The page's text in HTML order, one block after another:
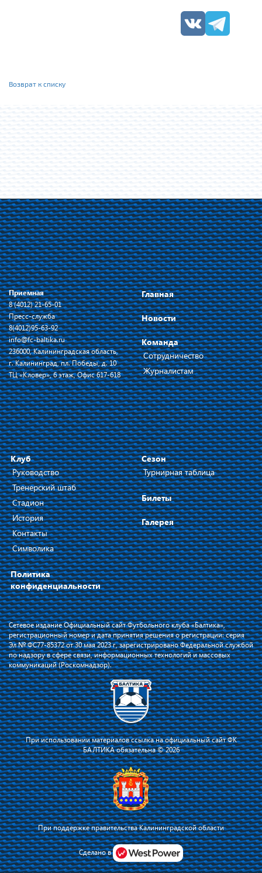
Возврат к списку
Я соглашаюсь с тем, что владелец сайта использует файлы cookie для
повышения удобства работы на сайте и сервис Яндекс.Метрика. Оставаясь
на сайте, я соглашаюсь сполитикой их применения.
Приемная
8 (4012) 21-65-01
Пресс-служба
8(4012)95-63-92
info@fc-baltika.ru
236000, Калининградская область,
г. Калининград, пл. Победы, д. 10
ТЦ «Кловер», 6 этаж, Офис 617-618
Главная
Новости
Команда
Сотрудничество
Журналистам
Клуб
Руководство
Тренерский штаб
Стадион
История
Контакты
Символика
Политика
конфиденциальности
Сезон
Турнирная таблица
Билеты
Галерея
Сетевое издание Официальный сайт Футбольного клуба «Балтика»,
регистрационный номер и дата принятия решения о регистрации: серия
Эл № ФС77-85372 от 30 мая 2023 г, зарегистрировано Федеральной службой
по надзору в сфере связи, информационных технологий и массовых
коммуникаций (Роскомнадзор).
При использовании материалов ссылка на официальный сайт ФК
БАЛТИКА обязательна © 2026
При поддержке правительства Калининградской области
Сделано в